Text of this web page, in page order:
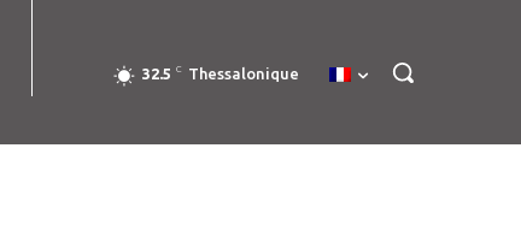
32.5 C Thessalonique